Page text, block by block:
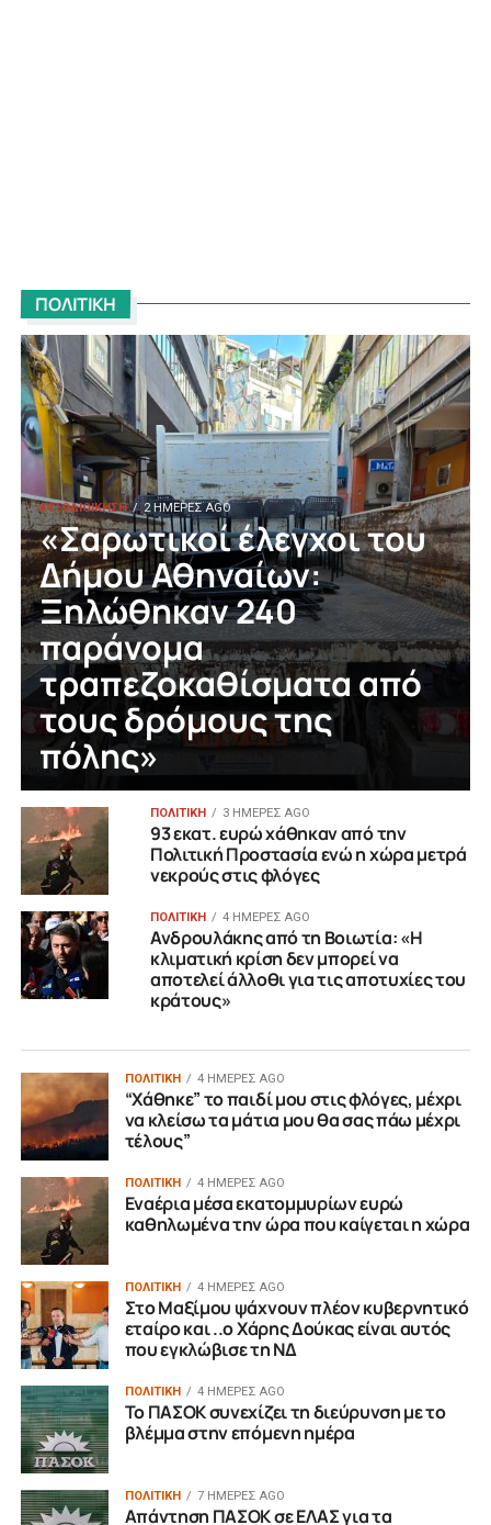
ΠΟΛΙΤΙΚΗ
ΑΥΤΟΔΙΟΙΚΗΣΗ 2 ΗΜΈΡΕΣ AGO
«Σαρωτικοί έλεγχοι του
Δήμου Αθηναίων:
Ξηλώθηκαν 240
παράνομα
τραπεζοκαθίσματα από
τους δρόμους της
πόλης»
ΠΟΛΙΤΙΚΗ 3 ΗΜΈΡΕΣ AGO
93 εκατ. ευρώ χάθηκαν από την
Πολιτική Προστασία ενώ η χώρα μετρά
νεκρούς στις φλόγες
ΠΟΛΙΤΙΚΗ 4 ΗΜΈΡΕΣ AGO
Ανδρουλάκης από τη Βοιωτία: «Η
κλιματική κρίση δεν μπορεί να
αποτελεί άλλοθι για τις αποτυχίες του
κράτους»
ΠΟΛΙΤΙΚΗ 4 ΗΜΈΡΕΣ AGO
“Χάθηκε” το παιδί μου στις φλόγες, μέχρι
να κλείσω τα μάτια μου θα σας πάω μέχρι
τέλους”
ΠΟΛΙΤΙΚΗ 4 ΗΜΈΡΕΣ AGO
Εναέρια μέσα εκατομμυρίων ευρώ
καθηλωμένα την ώρα που καίγεται η χώρα
ΠΟΛΙΤΙΚΗ 4 ΗΜΈΡΕΣ AGO
Στο Μαξίμου ψάχνουν πλέον κυβερνητικό
εταίρο και ..ο Χάρης Δούκας είναι αυτός
που εγκλώβισε τη ΝΔ
ΠΟΛΙΤΙΚΗ 4 ΗΜΈΡΕΣ AGO
Το ΠΑΣΟΚ συνεχίζει τη διεύρυνση με το
βλέμμα στην επόμενη ημέρα
ΠΟΛΙΤΙΚΗ 7 ΗΜΈΡΕΣ AGO
Απάντηση ΠΑΣΟΚ σε ΕΛΑΣ για τα